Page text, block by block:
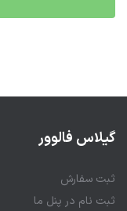
گیلاس فالوور
ثبت سفارش
ثبت نام در پنل ما